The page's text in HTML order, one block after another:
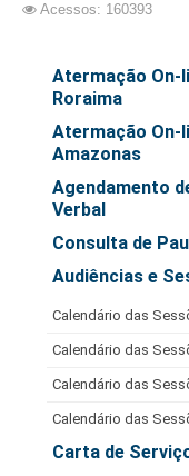
Composição
Seções
Turmas
Varas do
Juízes
Comitês
Comitê Gestor
Comitê Gestor
Acessos: 160393
Atermação On-
Roraima
Atermação On-
Amazonas
Agendamento
Verbal
Consulta de
Audiências e
Calendário das
Calendário das
Calendário das
Calendário das
Carta de